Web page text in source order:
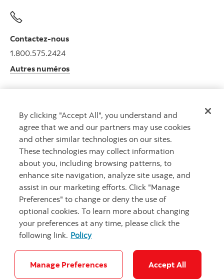
Contactez-nous
1.800.575.2424
Autres numéros
Obtenir des conseils
Rencontrez un conseiller.
Prenez rendez-vous
Carrières Notes juridiques
By clicking "Accept All", you understand and
agree that we and our partners may use cookies
and other similar technologies on our sites.
These technologies may collect information
about you, including browsing patterns, to
enhance site navigation, analyze site usage, and
assist in our marketing efforts. Click "Manage
Preferences" to change or deny the use of
optional cookies. To learn more about changing
your preferences at any time, please click the
following link. Policy
Manage Preferences Accept All